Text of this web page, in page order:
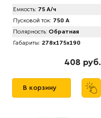
Емкость: 75 А/ч
Пусковой ток: 750 А
Полярность: Обратная
Габариты: 278x175x190
408 руб.
В корзину